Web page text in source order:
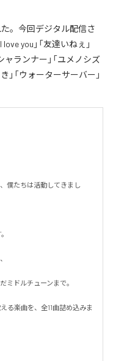
た。今回デジタル配信さ
you」「友達いねぇ」
ャランナー」「ユメノシズ
」「ウォーターサーバー」
僕たちは活動してきまし
ミドルチューンまで。
る楽曲を、全11曲詰め込みま